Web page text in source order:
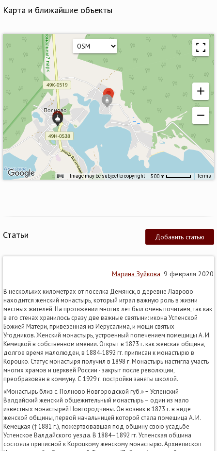
Карта и ближайшие объекты
Image may be subject to copyright 500 m Terms
Добавить статью
Статьи
Марина Зуйкова 9 февраля 2020
В нескольких километрах от поселка Демянск, в деревне Лаврово
находится женский монастырь, который играл важную роль в жизни
местных жителей. На протяжении многих лет был очень почитаем, так как
в его стенах хранилось сразу две важные святыни: икона Успенской
Божией Матери, привезенная из Иерусалима, и мощи святых
Угодников. Женский монастырь, устроенный попечением помещицы А. И.
Кемецкой в собственном имении. Открыт в 1873 г. как женская община,
долгое время малолюден, в 1884-1892 гг. приписан к монастырю в
Короцко. Статус монастыря получил в 1898 г. Монастырь настигла участь
многих храмов и церквей России - закрыт после революции,
преобразован в коммуну. С 1929 г. постройки заняты школой.
«Монастырь близ с. Полново Новгородской губ.» − Успенский
Валдайский женский общежительный монастырь – один из мало
известных монастырей Новгородчины. Он возник в 1873 г. в виде
женской общины, первой начальницей которой стала помещица А. И.
Кемецкая († 1881 г.), пожертвовавшая под общину свою усадьбе
Успенское Валдайского уезда. В 1884–1892 гг. Успенская община
состояла приписной к Короцкому женскому монастырю. Архиепископ